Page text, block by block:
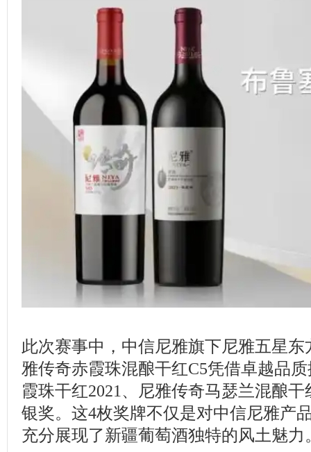
此次赛事中，中信尼雅旗下尼雅五星东
雅传奇赤霞珠混酿干红C5凭借卓越品
霞珠干红2021、尼雅传奇马瑟兰混酿
银奖。这4枚奖牌不仅是对中信尼雅产
充分展现了新疆葡萄酒独特的风土魅力